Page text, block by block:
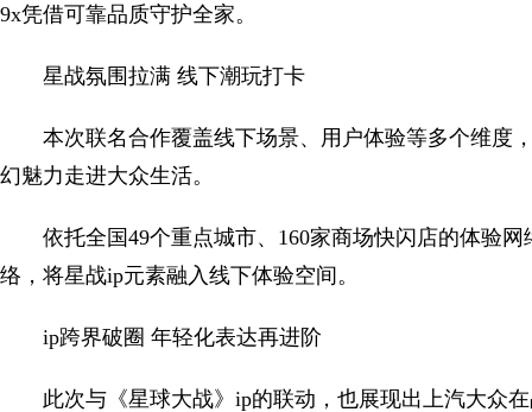
9x凭借可靠品质守护全家。
星战氛围拉满 线下潮玩打卡
本次联名合作覆盖线下场景、用户体验等多个维度
幻魅力走进大众生活。
依托全国49个重点城市、160家商场快闪店的体验
络，将星战ip元素融入线下体验空间。
ip跨界破圈 年轻化表达再进阶
此次与《星球大战》ip的联动，也展现出上汽大众